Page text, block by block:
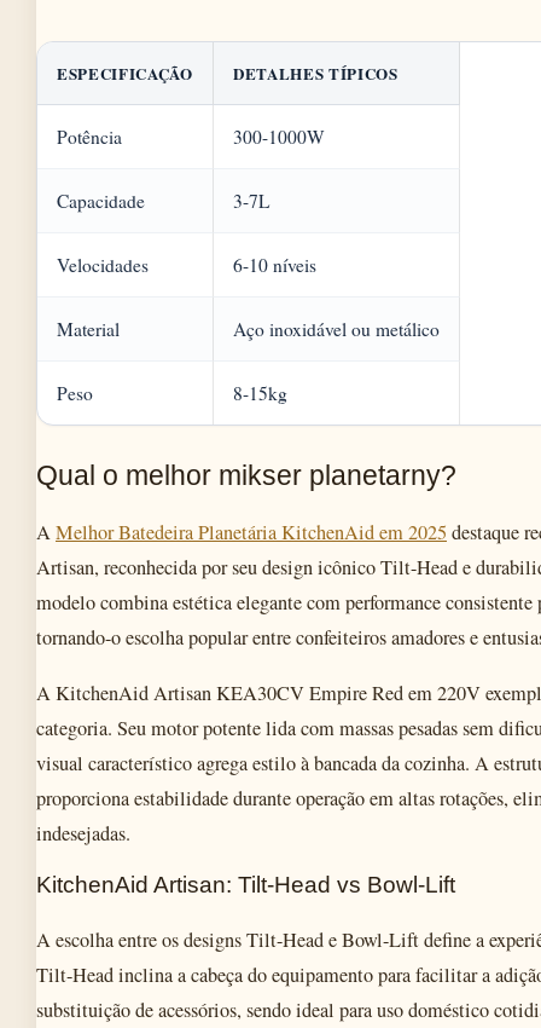
ESPECIFICAÇÃO DETALHES TÍPICOS
Potência 300-1000W
Capacidade 3-7L
Velocidades 6-10 níveis
Material Aço inoxidável ou metálico
Peso 8-15kg
Qual o melhor mikser planetarny?
AMelhor Batedeira Planetária KitchenAid em 2025 destaque
Artisan, reconhecida por seu design icônico Tilt-Head e
modelo combina estética elegante com performance consistente
tornando-o escolha popular entre confeiteiros amadores e
A KitchenAid Artisan KEA30CV Empire Red em 220V
categoria. Seu motor potente lida com massas pesadas sem
visual característico agrega estilo à bancada da cozinha. A
proporciona estabilidade durante operação em altas rotações,
indesejadas.
KitchenAid Artisan: Tilt-Head vs Bowl-Lift
A escolha entre os designs Tilt-Head e Bowl-Lift define a
Tilt-Head inclina a cabeça do equipamento para facilitar a
substituição de acessórios, sendo ideal para uso doméstico